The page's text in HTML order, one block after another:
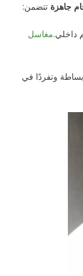
جاهزة تتضمن:
داخلي.مغاسل
وتفردًا في